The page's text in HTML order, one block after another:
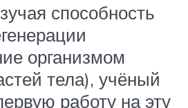
способность
организмом
тела), учёный
работу на эту